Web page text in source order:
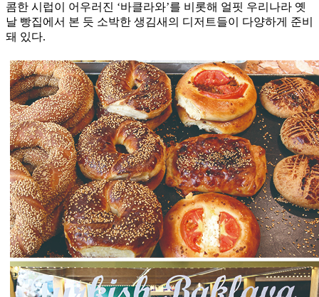
콤한 시럽이 어우러진 ‘바클라와’를 비롯해 얼핏 우리나라 옛
날 빵집에서 본 듯 소박한 생김새의 디저트들이 다양하게 준비
돼 있다.